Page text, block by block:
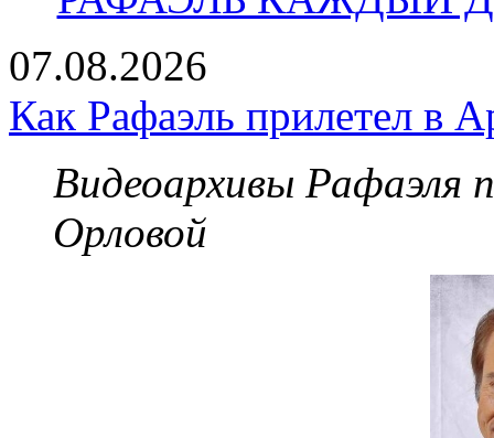
07.08.2026
Как Рафаэль прилетел в
Видеоархивы Рафаэля
Орловой